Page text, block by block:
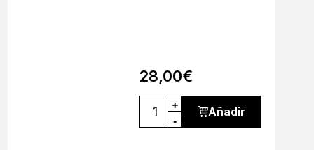
28,00€
+
-
Añadir